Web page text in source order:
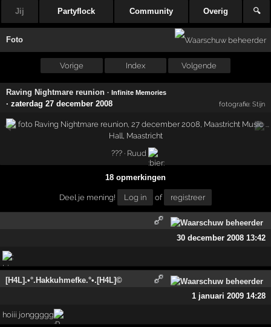
Jij Partyflock Community Overig 🔍
Foto
Vorige Index Volgende
Raving Nightmare reunion · Infinite Memories
·zaterdag 27 december 2008 fotografie: Stijn
??? · Ruud
18 opmerkingen
Deel je mening! Log in of registreer
30 december 2008 13:42
[H4L].•°.Hakkuhmefke.°•.[H4L]©
1 januari 2009 14:28
hoiii jonggggg